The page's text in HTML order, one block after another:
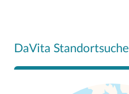
DaVita Standortsuche